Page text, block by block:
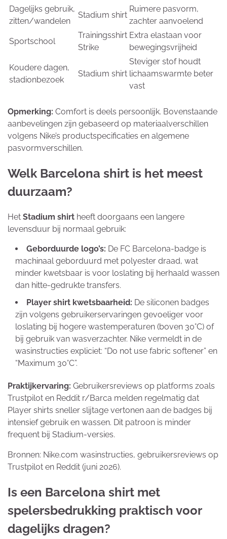
Dagelijks gebruik,
zitten/wandelen
Stadium shirt
Ruimere pasvorm,
zachter aanvoelend
Sportschool
Trainingsshirt
Strike
Extra elastaan voor
bewegingsvrijheid
Koudere dagen,
stadionbezoek
Stadium shirt
Steviger stof houdt
lichaamswarmte beter
vast
Opmerking: Comfort is deels persoonlijk. Bovenstaande
aanbevelingen zijn gebaseerd op materiaalverschillen
volgens Nike’s productspecificaties en algemene
pasvormverschillen.
Welk Barcelona shirt is het meest
duurzaam?
Het Stadium shirt heeft doorgaans een langere
levensduur bij normaal gebruik:
Geborduurde logo’s: De FC Barcelona-badge is
machinaal geborduurd met polyester draad, wat
minder kwetsbaar is voor loslating bij herhaald wassen
dan hitte-gedrukte transfers.
Player shirt kwetsbaarheid: De siliconen badges
zijn volgens gebruikerservaringen gevoeliger voor
loslating bij hogere wastemperaturen (boven 30°C) of
bij gebruik van wasverzachter. Nike vermeldt in de
wasinstructies expliciet: “Do not use fabric softener” en
“Maximum 30°C”.
Praktijkervaring: Gebruikersreviews op platforms zoals
Trustpilot en Reddit r/Barca melden regelmatig dat
Player shirts sneller slijtage vertonen aan de badges bij
intensief gebruik en wassen. Dit patroon is minder
frequent bij Stadium-versies.
Bronnen: Nike.com wasinstructies, gebruikersreviews op
Trustpilot en Reddit (juni 2026).
Is een Barcelona shirt met
spelersbedrukking praktisch voor
dagelijks dragen?